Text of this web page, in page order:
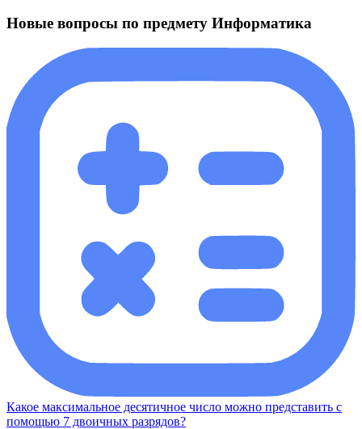
Новые вопросы по предмету Информатика
Какое максимальное десятичное число можно представить с
помощью 7 двоичных разрядов?